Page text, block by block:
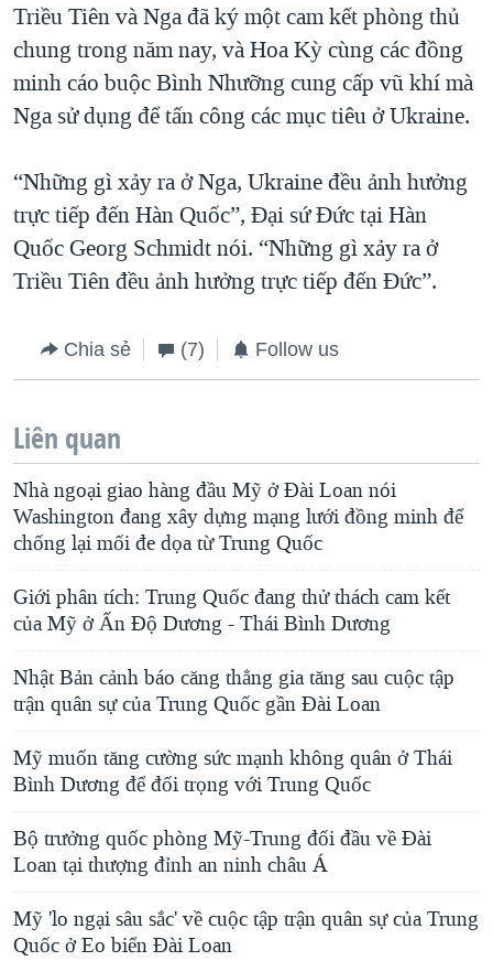
Triều Tiên và Nga đã ký một cam kết phòng thủ
chung trong năm nay, và Hoa Kỳ cùng các đồng
minh cáo buộc Bình Nhưỡng cung cấp vũ khí mà
Nga sử dụng để tấn công các mục tiêu ở Ukraine.
“Những gì xảy ra ở Nga, Ukraine đều ảnh hưởng
trực tiếp đến Hàn Quốc”, Đại sứ Đức tại Hàn
Quốc Georg Schmidt nói. “Những gì xảy ra ở
Triều Tiên đều ảnh hưởng trực tiếp đến Đức”.
Chia sẻ (7) Follow us
Liên quan
Nhà ngoại giao hàng đầu Mỹ ở Đài Loan nói
Washington đang xây dựng mạng lưới đồng minh để
chống lại mối đe dọa từ Trung Quốc
Giới phân tích: Trung Quốc đang thử thách cam kết
của Mỹ ở Ấn Độ Dương - Thái Bình Dương
Nhật Bản cảnh báo căng thẳng gia tăng sau cuộc tập
trận quân sự của Trung Quốc gần Đài Loan
Mỹ muốn tăng cường sức mạnh không quân ở Thái
Bình Dương để đối trọng với Trung Quốc
Bộ trưởng quốc phòng Mỹ-Trung đối đầu về Đài
Loan tại thượng đỉnh an ninh châu Á
Mỹ 'lo ngại sâu sắc' về cuộc tập trận quân sự của Trung
Quốc ở Eo biển Đài Loan